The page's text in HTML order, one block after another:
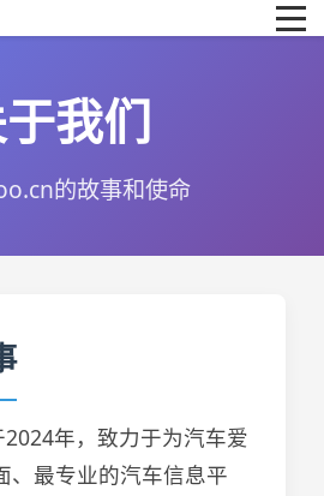
我们
的故事和使命
年，致力于为汽车爱
、最专业的汽车信息平